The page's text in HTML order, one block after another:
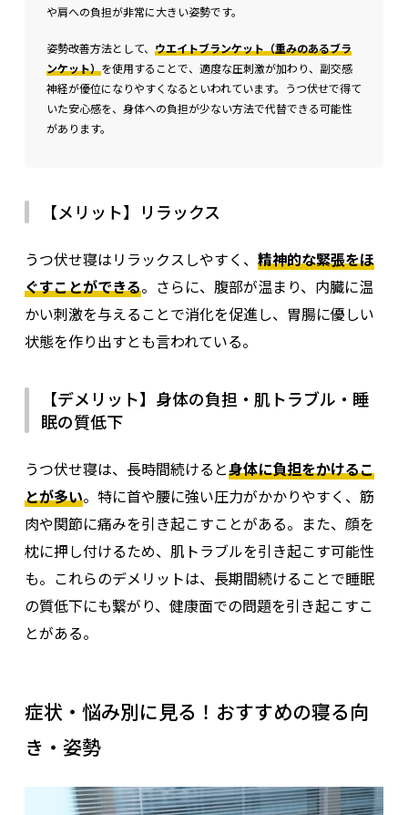
や肩への負担が非常に大きい姿勢です。
姿勢改善方法として、 ウエイトブランケット（重みのあるブラ
ンケット）を使用することで、適度な圧刺激が加わり、副交感
神経が優位になりやすくなるといわれています。うつ伏せで得て
いた安心感を、身体への負担が少ない方法で代替できる可能性
があります。
【メリット】リラックス
うつ伏せ寝はリラックスしやすく、 精神的な緊張をほ
ぐすことができる。さらに、腹部が温まり、内臓に温
かい刺激を与えることで消化を促進し、胃腸に優しい
状態を作り出すとも言われている。
【デメリット】身体の負担・肌トラブル・睡
眠の質低下
うつ伏せ寝は、長時間続けると身体に負担をかけるこ
とが多い。特に首や腰に強い圧力がかかりやすく、筋
肉や関節に痛みを引き起こすことがある。また、顔を
枕に押し付けるため、肌トラブルを引き起こす可能性
も。これらのデメリットは、長期間続けることで睡眠
の質低下にも繋がり、健康面での問題を引き起こすこ
とがある。
症状・悩み別に見る！おすすめの寝る向
き・姿勢